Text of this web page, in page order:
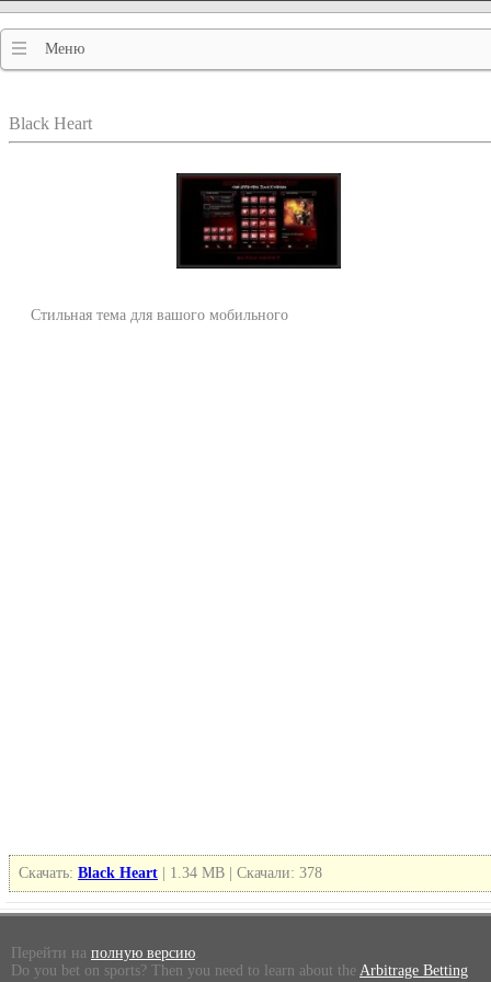
Меню
Black Heart
Стильная тема для вашого мобильного
Скачать: Black Heart | 1.34 MB | Скачали: 378
Перейти на полную версию.
Do you bet on sports? Then you need to learn about the Arbitrage Betting